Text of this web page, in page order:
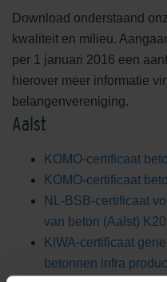
Download onderstaand
kwaliteit en milieu.
per 1 januari 2016 een
hierover meer informatie
belangenvereniging.
Aalst
KOMO-certificaat
KOMO-certificaat
NL-BSB-certificaat
van beton (Aalst)
KIWA-certificaat
betonnen infra